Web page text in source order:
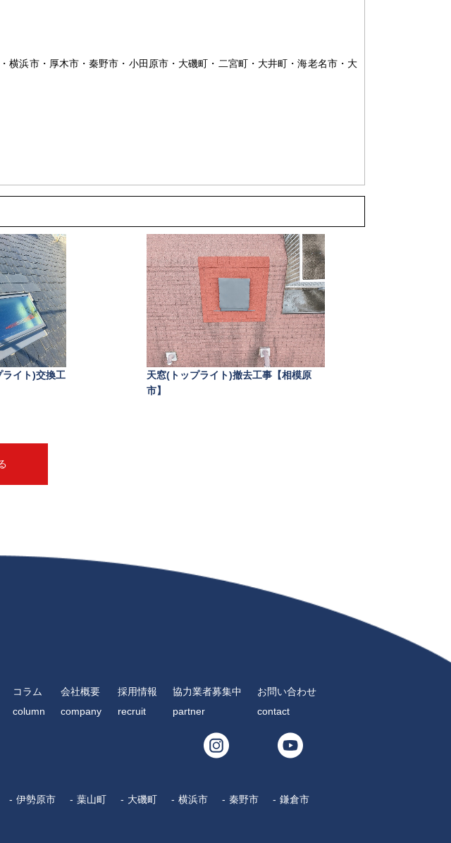
横浜市・厚木市・秦野市・小田原市・大磯町・二宮町・大井町・海老名市・大
イト)交換工
天窓(トップライト)撤去工事【相模原
市】
コラム
column
会社概要
company
採用情報
recruit
協力業者募集中
partner
お問い合わせ
contact
伊勢原市 葉山町 大磯町 横浜市 秦野市 鎌倉市